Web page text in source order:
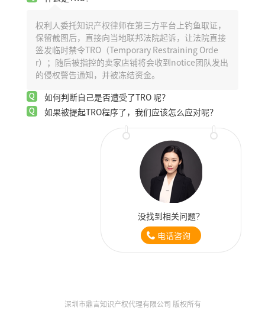
权利人委托知识产权律师在第三方平台上钓鱼取证，
保留截图后，直接向当地联邦法院起诉，让法院直接
签发临时禁令TRO（Temporary Restraining Orde
r）；随后被指控的卖家店铺将会收到notice团队发出
的侵权警告通知，并被冻结资金。
如何判断自己是否遭受了TRO 呢？
如果被提起TRO程序了，我们应该怎么应对呢？
没找到相关问题？
电话咨询
深圳市鼎言知识产权代理有限公司 版权所有